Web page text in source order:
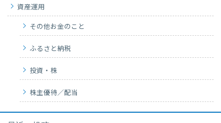
資産運用
その他お金のこと
ふるさと納税
投資・株
株主優待／配当